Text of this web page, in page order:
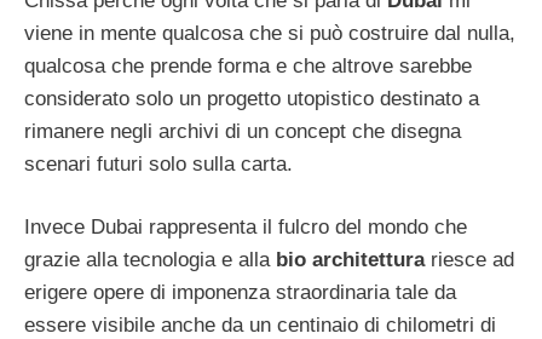
viene in mente qualcosa che si può costruire dal nulla,
qualcosa che prende forma e che altrove sarebbe
considerato solo un progetto utopistico destinato a
rimanere negli archivi di un concept che disegna
scenari futuri solo sulla carta.
Invece Dubai rappresenta il fulcro del mondo che
grazie alla tecnologia e alla bio architetturariesce ad
erigere opere di imponenza straordinaria tale da
essere visibile anche da un centinaio di chilometri di